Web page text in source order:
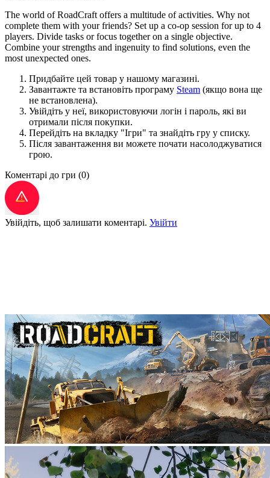
The world of RoadCraft offers a multitude of activities. Why not
complete them with your friends? Set up a co-op session for up to 4
players. Divide tasks or focus together on a single objective.
Combine your strengths and ingenuity to find solutions, even the
most unexpected ones.
Придбайте цей товар у нашому магазині.
Завантажте та встановіть програму Steam (якщо вона ще
не встановлена).
Увійдіть у неї, використовуючи логін і пароль, які ви
отримали після покупки.
Перейдіть на вкладку "Ігри" та знайдіть гру у списку.
Після завантаження ви можете почати насолоджуватися
грою.
Коментарі до гри (0)
Увійдіть, щоб залишати коментарі. Увійти